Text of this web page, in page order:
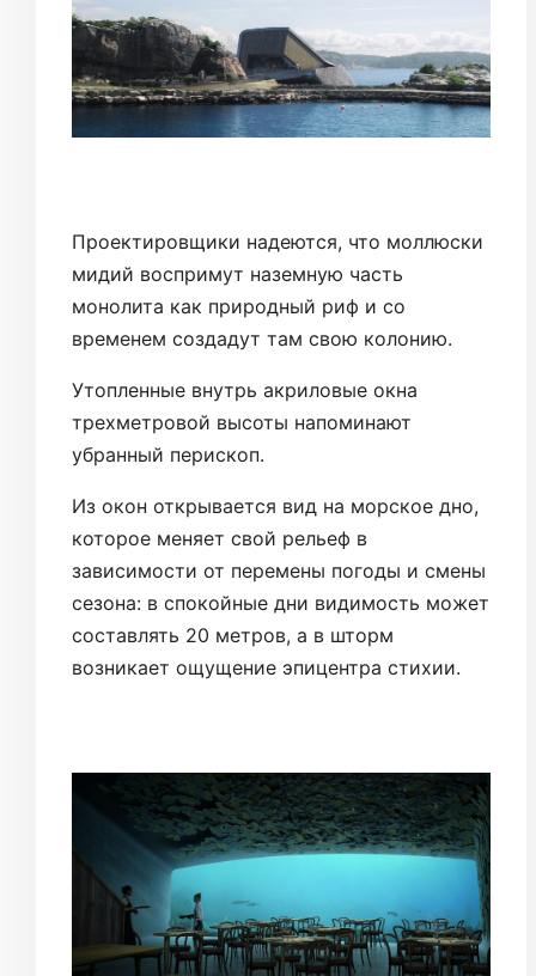
Проектировщики надеются, что моллюски
мидий воспримут наземную часть
монолита как природный риф и со
временем создадут там свою колонию.
Утопленные внутрь акриловые окна
трехметровой высоты напоминают
убранный перископ.
Из окон открывается вид на морское дно,
которое меняет свой рельеф в
зависимости от перемены погоды и смены
сезона: в спокойные дни видимость может
составлять 20 метров, а в шторм
возникает ощущение эпицентра стихии.